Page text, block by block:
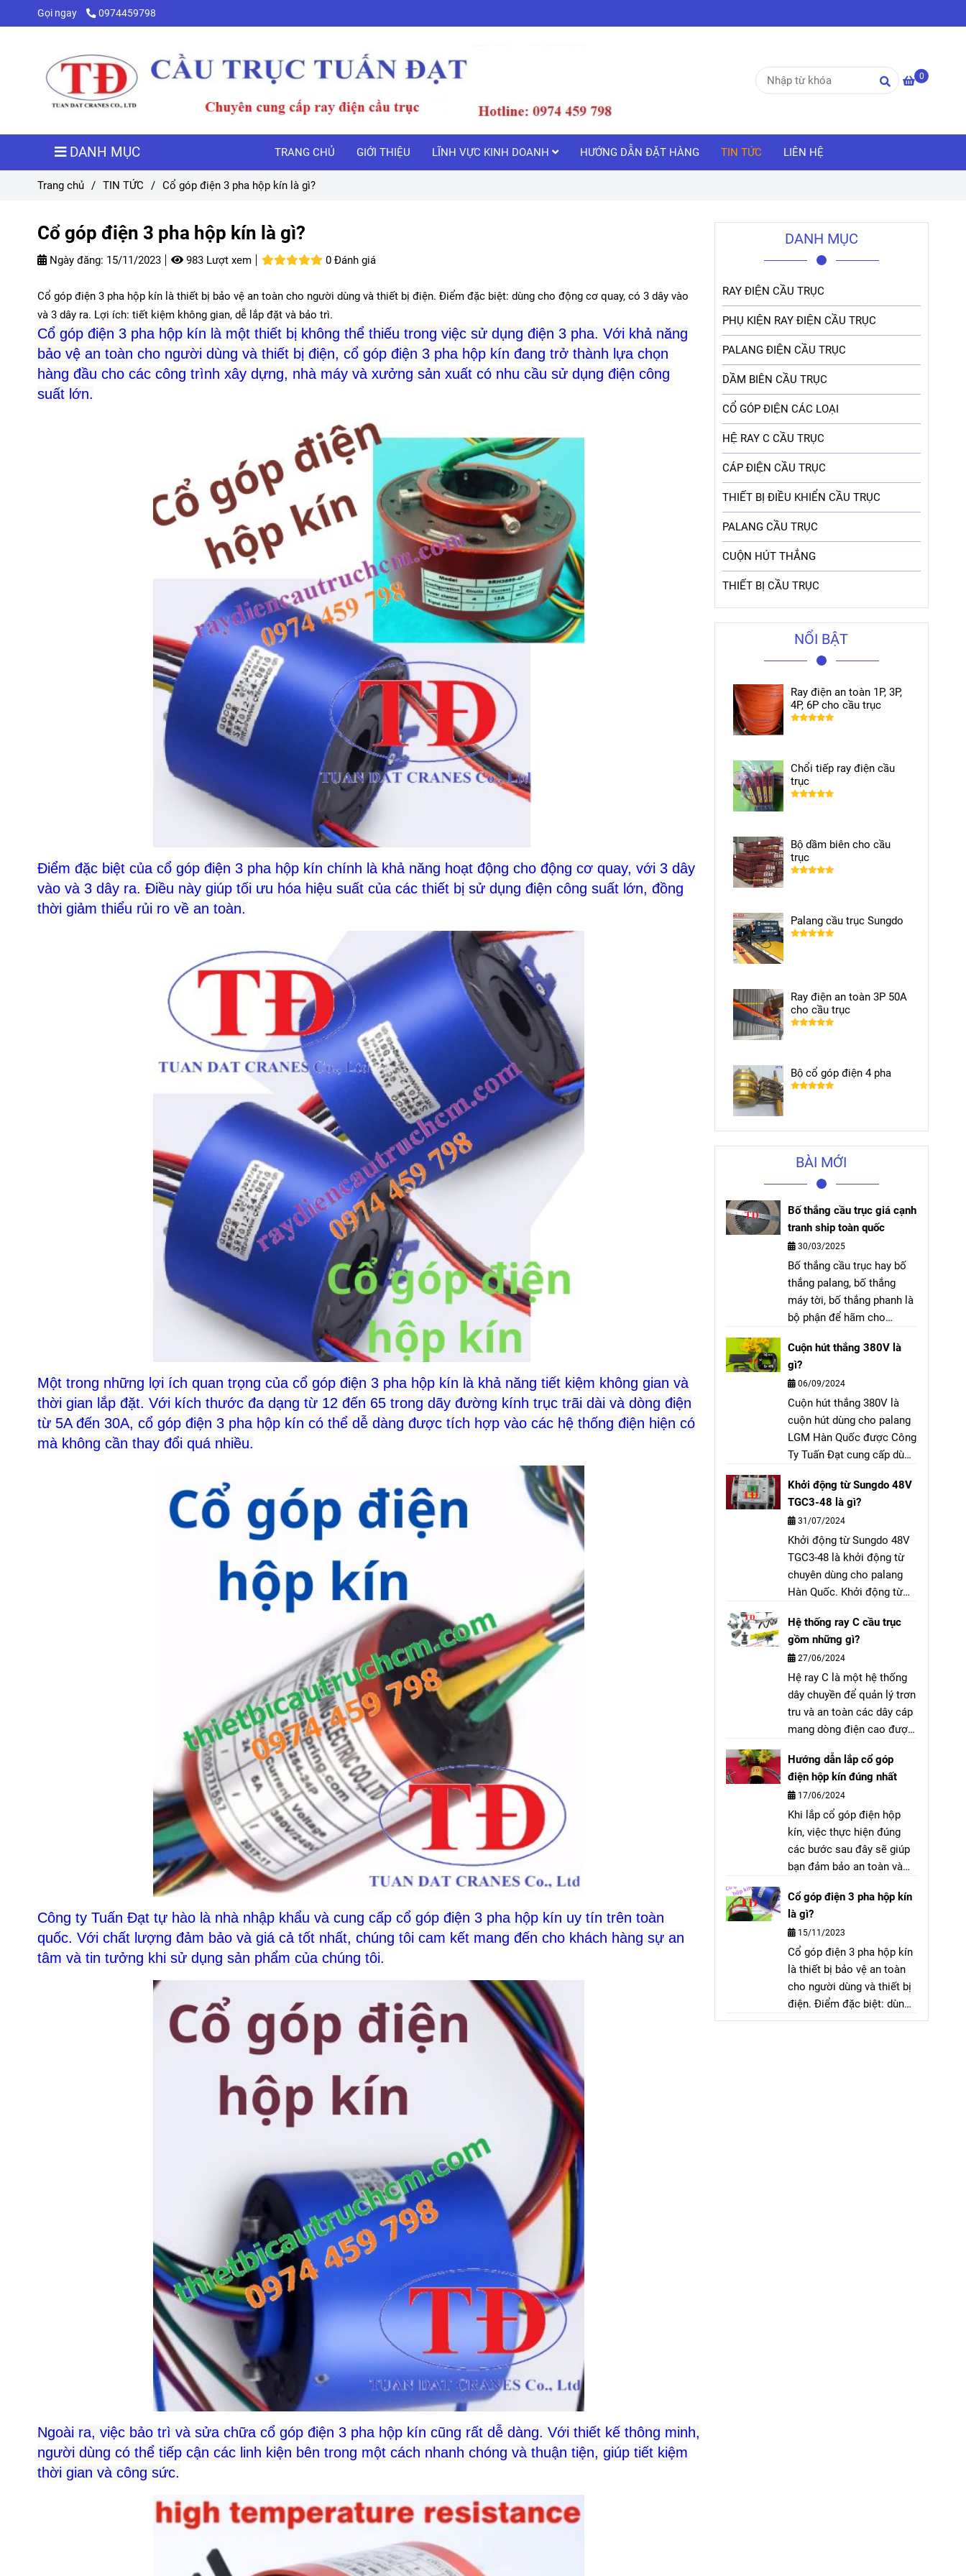
Gọi ngay 0974459798
0
DANH MỤC TRANG CHỦ GIỚI THIỆU LĨNH VỰC KINH DOANH HƯỚNG DẪN ĐẶT HÀNG TIN TỨC LIÊN HỆ
Trang chủ / TIN TỨC / Cổ góp điện 3 pha hộp kín là gì?
Cổ góp điện 3 pha hộp kín là gì?
Ngày đăng: 15/11/2023 983 Lượt xem 0 Đánh giá
Cổ góp điện 3 pha hộp kín là thiết bị bảo vệ an toàn cho người dùng và thiết bị điện. Điểm đặc biệt: dùng cho động cơ quay, có 3 dây vào
và 3 dây ra. Lợi ích: tiết kiệm không gian, dễ lắp đặt và bảo trì.
Cổ góp điện 3 pha hộp kín là một thiết bị không thể thiếu trong việc sử dụng điện 3 pha. Với khả năng
bảo vệ an toàn cho người dùng và thiết bị điện, cổ góp điện 3 pha hộp kín đang trở thành lựa chọn
hàng đầu cho các công trình xây dựng, nhà máy và xưởng sản xuất có nhu cầu sử dụng điện công
suất lớn.
Điểm đặc biệt của cổ góp điện 3 pha hộp kín chính là khả năng hoạt động cho động cơ quay, với 3 dây
vào và 3 dây ra. Điều này giúp tối ưu hóa hiệu suất của các thiết bị sử dụng điện công suất lớn, đồng
thời giảm thiểu rủi ro về an toàn.
Một trong những lợi ích quan trọng của cổ góp điện 3 pha hộp kín là khả năng tiết kiệm không gian và
thời gian lắp đặt. Với kích thước đa dạng từ 12 đến 65 trong dãy đường kính trục trãi dài và dòng điện
từ 5A đến 30A, cổ góp điện 3 pha hộp kín có thể dễ dàng được tích hợp vào các hệ thống điện hiện có
mà không cần thay đổi quá nhiều.
Công ty Tuấn Đạt tự hào là nhà nhập khẩu và cung cấp cổ góp điện 3 pha hộp kín uy tín trên toàn
quốc. Với chất lượng đảm bảo và giá cả tốt nhất, chúng tôi cam kết mang đến cho khách hàng sự an
tâm và tin tưởng khi sử dụng sản phẩm của chúng tôi.
Ngoài ra, việc bảo trì và sửa chữa cổ góp điện 3 pha hộp kín cũng rất dễ dàng. Với thiết kế thông minh,
người dùng có thể tiếp cận các linh kiện bên trong một cách nhanh chóng và thuận tiện, giúp tiết kiệm
thời gian và công sức.
DANH MỤC
RAY ĐIỆN CẦU TRỤC
PHỤ KIỆN RAY ĐIỆN CẦU TRỤC
PALANG ĐIỆN CẦU TRỤC
DẦM BIÊN CẦU TRỤC
CỔ GÓP ĐIỆN CÁC LOẠI
HỆ RAY C CẦU TRỤC
CÁP ĐIỆN CẦU TRỤC
THIẾT BỊ ĐIỀU KHIỂN CẦU TRỤC
PALANG CẦU TRỤC
CUỘN HÚT THẮNG
THIẾT BỊ CẦU TRỤC
NỔI BẬT
Ray điện an toàn 1P, 3P,
4P, 6P cho cầu trục
Chổi tiếp ray điện cầu
trục
Bộ dầm biên cho cầu
trục
Palang cầu trục Sungdo
Ray điện an toàn 3P 50A
cho cầu trục
Bộ cổ góp điện 4 pha
BÀI MỚI
Bố thắng cầu trục giá cạnh
tranh ship toàn quốc
30/03/2025
Bố thắng cầu trục hay bố
thắng palang, bố thắng
máy tời, bố thắng phanh là
bộ phận để hãm cho
vận hành hoặc mất điện.
Cuộn hút thắng 380V là
gì?
06/09/2024
Cuộn hút thắng 380V là
cuộn hút dùng cho palang
LGM Hàn Quốc được Công
Ty Tuấn Đạt cung cấp dùng
dưỡng cho palang hãng
LGM 1 tấn, 2 tấn, 3 tấn, 5
tấn, 10 tấn, …
Khởi động từ Sungdo 48V
TGC3-48 là gì?
31/07/2024
Khởi động từ Sungdo 48V
TGC3-48 là khởi động từ
chuyên dùng cho palang
Hàn Quốc. Khởi động từ
TGC3-48. AC SUNGDO
TGC3-4822 2NO2NC.
Voltage: AC 48V 50/60Hz.
Sản xuất: Hàn Quốc.
Hệ thống ray C cầu trục
gồm những gì?
27/06/2024
Hệ ray C là một hệ thống
dây chuyền để quản lý trơn
tru và an toàn các dây cáp
mang dòng điện cao được
cổng trục và bất kỳ thiết bị
di động công nghiệp nào
khác.
Hướng dẫn lắp cổ góp
điện hộp kín đúng nhất
17/06/2024
Khi lắp cổ góp điện hộp
kín, việc thực hiện đúng
các bước sau đây sẽ giúp
bạn đảm bảo an toàn và
điện của mình.
Cổ góp điện 3 pha hộp kín
là gì?
15/11/2023
Cổ góp điện 3 pha hộp kín
là thiết bị bảo vệ an toàn
cho người dùng và thiết bị
điện. Điểm đặc biệt: dùng
cho động cơ quay, có 3